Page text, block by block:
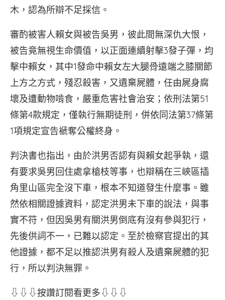
木，認為所辯不足採信。
審酌被害人賴女與被告吳男，彼此間無深仇大恨，
被告竟無視生命價值，以正面連續射擊3發子彈，均
擊中賴女，其中1發命中賴女左大腿骨遠端之膝關節
上方之方式，殘忍殺害，又遺棄屍體，任由屍身腐
壞及遭動物啃食，嚴重危害社會治安；依刑法第51
條第4款規定，僅執行無期徒刑，併依同法第37條第
1項規定宣告褫奪公權終身。
判決書也指出，由於洪男否認有與賴女起爭執，還
有要求吳男回住處拿槍枝等事，也辯稱在三峽區插
角里山區完全沒下車，根本不知道發生什麼事。雖
然依相關證據資料，認定洪男未下車的說法，與事
實不符，但因吳男有關洪男倒底有沒有參與犯行，
先後供詞不一，已難以認定。至於檢察官提出的其
他證據，都不足以推認洪男有殺人及遺棄屍體的犯
行，所以判決無罪。
⇩⇩⇩按讚訂閱看更多⇩⇩⇩